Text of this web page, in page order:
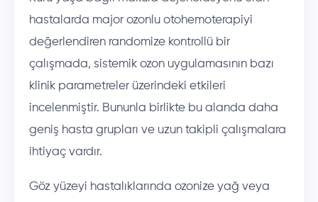
hastalarda major ozonlu otohemoterapiyi
değerlendiren randomize kontrollü bir
çalışmada, sistemik ozon uygulamasının bazı
klinik parametreler üzerindeki etkileri
incelenmiştir. Bununla birlikte bu alanda daha
geniş hasta grupları ve uzun takipli çalışmalara
ihtiyaç vardır.
Göz yüzeyi hastalıklarında ozonize yağ veya